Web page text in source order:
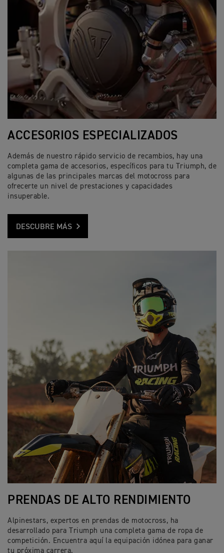
ACCESORIOS ESPECIALIZADOS
Además de nuestro rápido servicio de recambios, hay una
completa gama de accesorios, específicos para tu Triumph, de
algunas de las principales marcas del motocross para
ofrecerte un nivel de prestaciones y capacidades
insuperable.
DESCUBRE MÁS
PRENDAS DE ALTO RENDIMIENTO
Alpinestars, expertos en prendas de motocross, ha
desarrollado para Triumph una completa gama de ropa de
competición. Encuentra aquí la equipación idónea para ganar
tu próxima carrera.